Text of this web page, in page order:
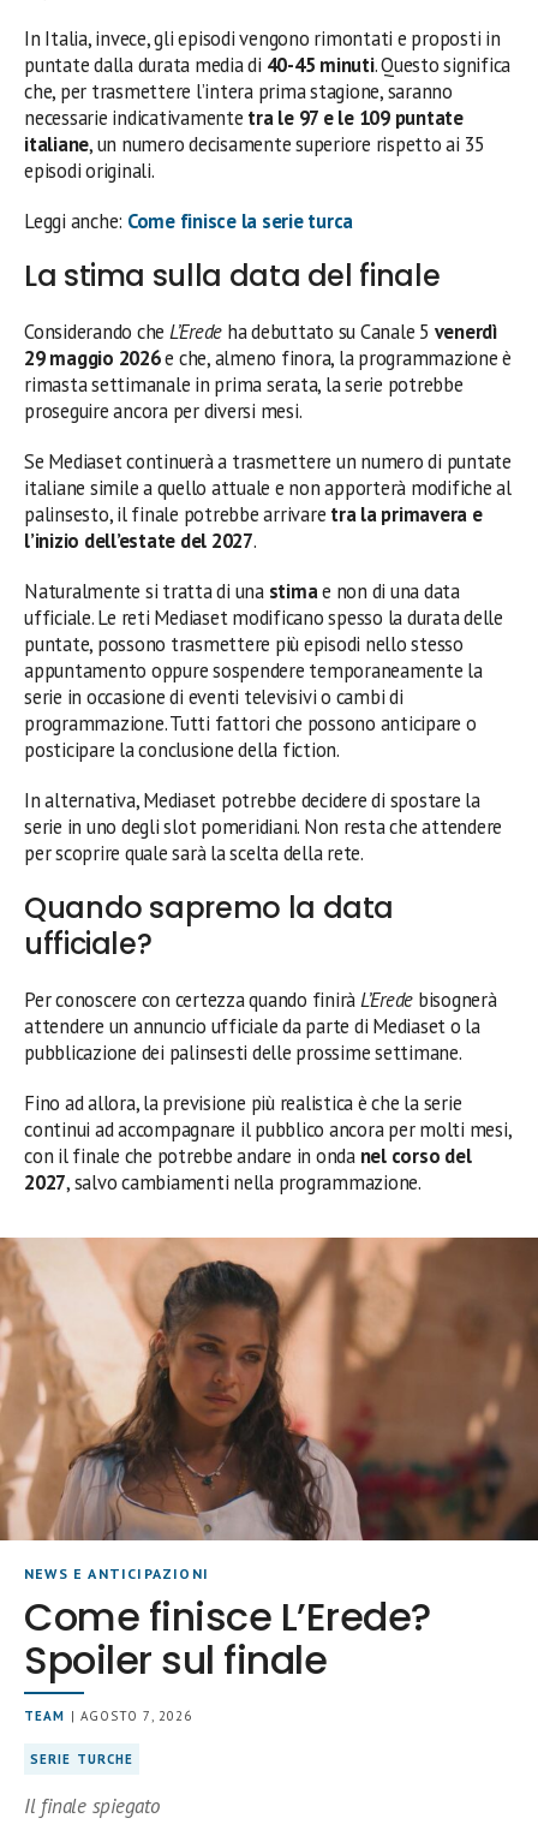
In Italia, invece, gli episodi vengono rimontati e proposti in
puntate dalla durata media di 40-45 minuti. Questo significa
che, per trasmettere l’intera prima stagione, saranno
necessarie indicativamente tra le 97 e le 109 puntate
italiane, un numero decisamente superiore rispetto ai 35
episodi originali.
Leggi anche: Come finisce la serie turca
La stima sulla data del finale
Considerando che L’Erede ha debuttato su Canale 5 venerdì
29 maggio 2026e che, almeno finora, la programmazione è
rimasta settimanale in prima serata, la serie potrebbe
proseguire ancora per diversi mesi.
Se Mediaset continuerà a trasmettere un numero di puntate
italiane simile a quello attuale e non apporterà modifiche al
palinsesto, il finale potrebbe arrivare tra la primavera e
l’inizio dell’estate del 2027.
Naturalmente si tratta di una stimae non di una data
ufficiale. Le reti Mediaset modificano spesso la durata delle
puntate, possono trasmettere più episodi nello stesso
appuntamento oppure sospendere temporaneamente la
serie in occasione di eventi televisivi o cambi di
programmazione. Tutti fattori che possono anticipare o
posticipare la conclusione della fiction.
In alternativa, Mediaset potrebbe decidere di spostare la
serie in uno degli slot pomeridiani. Non resta che attendere
per scoprire quale sarà la scelta della rete.
Quando sapremo la data
ufficiale?
Per conoscere con certezza quando finiràL’Erede bisognerà
attendere un annuncio ufficiale da parte di Mediaset o la
pubblicazione dei palinsesti delle prossime settimane.
Fino ad allora, la previsione più realistica è che la serie
continui ad accompagnare il pubblico ancora per molti mesi,
con il finale che potrebbe andare in onda nel corso del
2027, salvo cambiamenti nella programmazione.
NEWS E ANTICIPAZIONI
Come finisce L’Erede?
Spoiler sul finale
TEAM | AGOSTO 7, 2026
SERIE TURCHE
Il finale spiegato